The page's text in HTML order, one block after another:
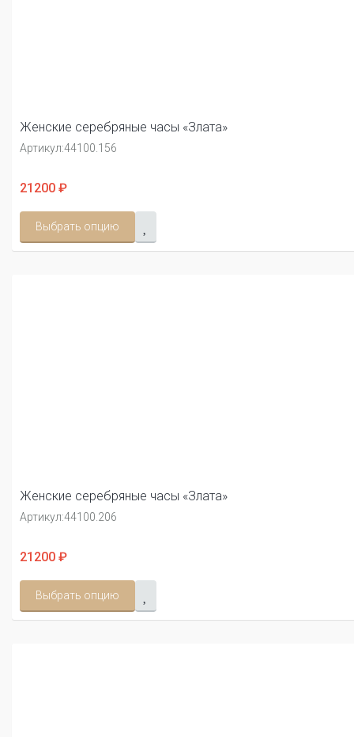
Женские серебряные часы «Злата»
Артикул:44100.156
21200 ₽
Выбрать опцию
Женские серебряные часы «Злата»
Артикул:44100.206
21200 ₽
Выбрать опцию